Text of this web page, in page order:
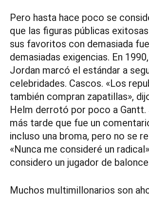
Pero hasta hace poco se
que las figuras públicas
sus favoritos con demasiada
demasiadas exigencias. En
Jordan marcó el estándar a
celebridades. Cascos. «Los
también compran zapatillas»,
Helm derrotó por poco a Gantt.
más tarde que fue un
incluso una broma, pero no se
«Nunca me consideré un
considero un jugador de
Muchos multimillonarios son